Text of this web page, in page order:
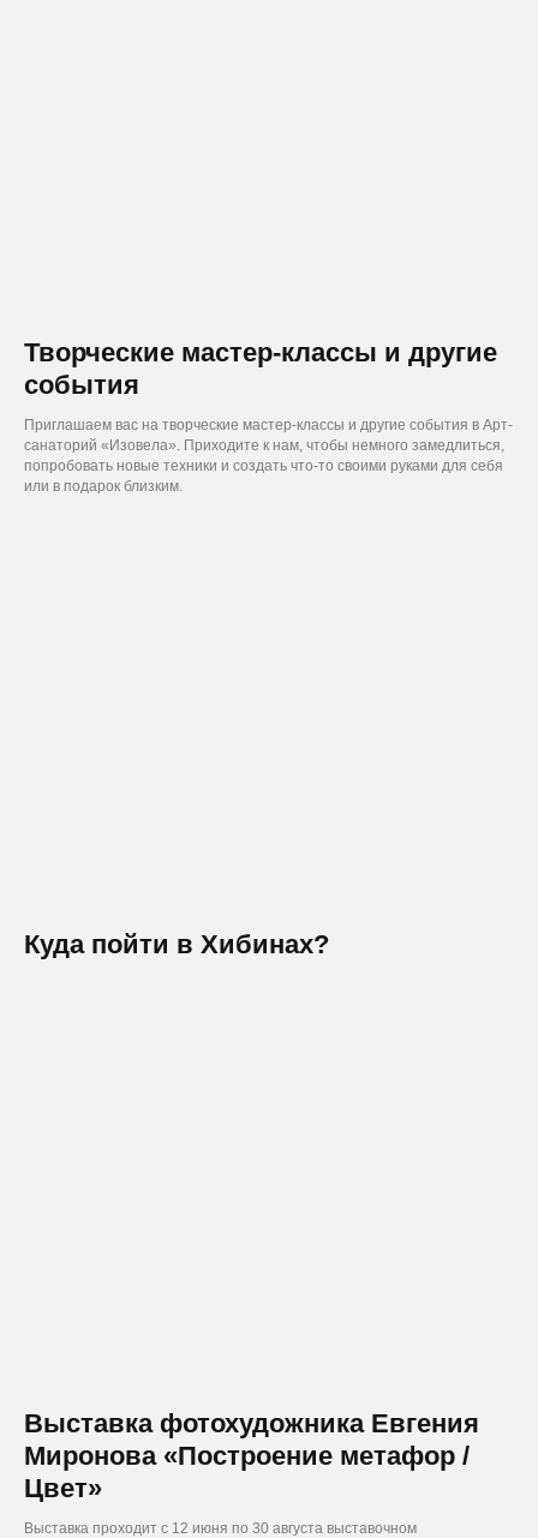
Творческие мастер-классы и другие
события
Приглашаем вас на творческие мастер-классы и другие события в Арт-
санаторий «Изовела». Приходите к нам, чтобы немного замедлиться,
попробовать новые техники и создать что-то своими руками для себя
или в подарок близким.
Куда пойти в Хибинах?
Выставка фотохудожника Евгения
Миронова «Построение метафор /
Цвет»
Выставка проходит с 12 июня по 30 августа выставочном